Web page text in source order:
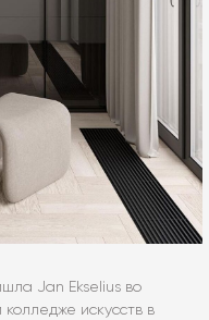
Jan Ekselius во
искусств в